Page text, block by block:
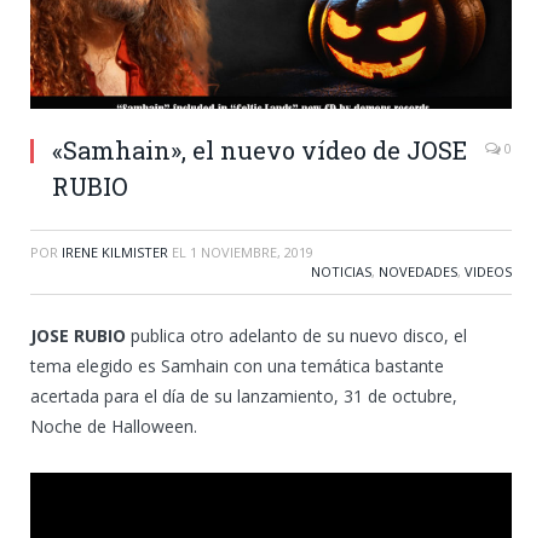
«Samhain», el nuevo vídeo de JOSE
RUBIO
0
POR IRENE KILMISTER EL 1 NOVIEMBRE, 2019
NOTICIAS, NOVEDADES, VIDEOS
JOSE RUBIO publica otro adelanto de su nuevo disco, el
tema elegido es Samhain con una temática bastante
acertada para el día de su lanzamiento, 31 de octubre,
Noche de Halloween.